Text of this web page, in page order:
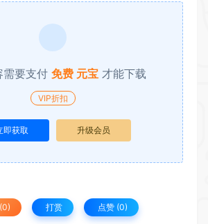
需要支付 免费 元宝 才能下载
VIP折扣
即获取 升级会员
打赏 点赞 (0)